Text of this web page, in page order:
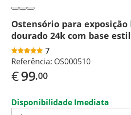
Ostensório para
dourado 24k com base
7
Referência: OS000510
€99,00
Disponibilidade Imediata